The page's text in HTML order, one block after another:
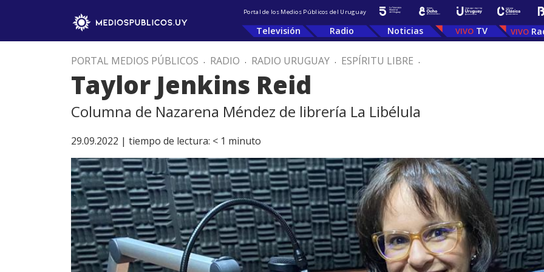
Portal de los Medios Públicos del Uruguay
Televisión Radio Noticias TV
PORTAL MEDIOS PÚBLICOS . RADIO . RADIO URUGUAY . ESPÍRITU LIBRE .
Taylor Jenkins Reid
Columna de Nazarena Méndez de librería La Libélula
29.09.2022 | tiempo de lectura: < 1 minuto